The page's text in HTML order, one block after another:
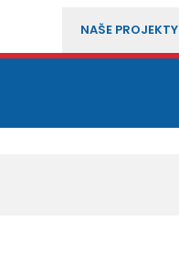
NAŠE PROJEKTY